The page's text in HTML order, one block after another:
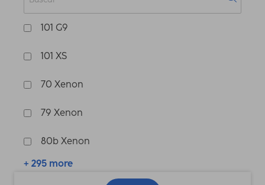
101 G9
101 XS
70 Xenon
79 Xenon
80b Xenon
+ 295 more